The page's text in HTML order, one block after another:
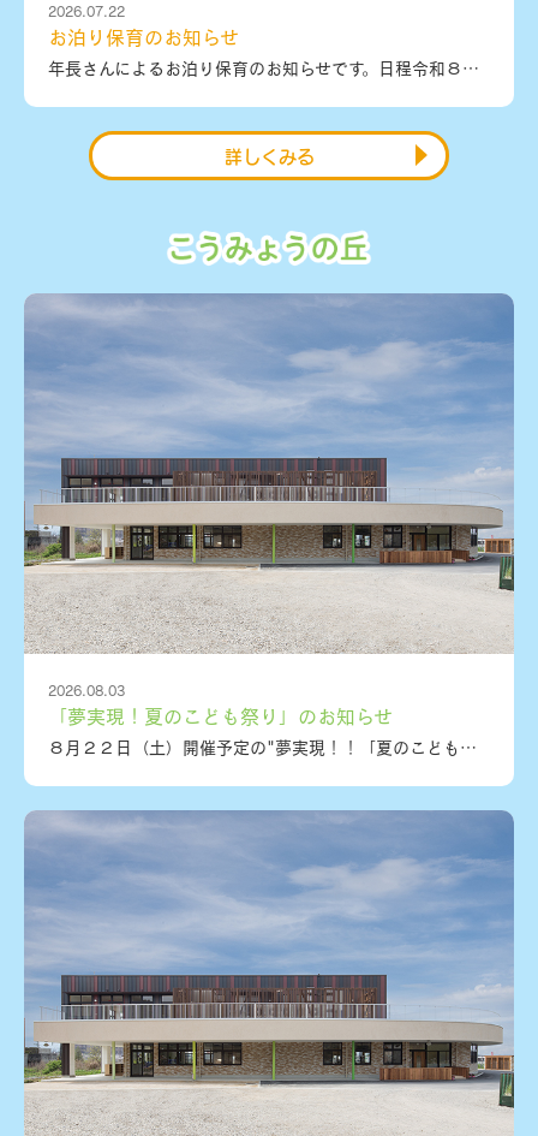
2026.07.22
お泊り保育のお知らせ
年長さんによるお泊り保育のお知らせです。日程令和８年７月２９日（水）～７月３０日（木）１泊２日の大冒険です！年長さんは親元を離れ、幼稚園にお泊りします。ドキドキワクワク、初めてで心配…かもしれませんが、この体験が子ども達の成長につながることを期待したいです！
詳しくみる
2026.08.03
「夢実現！夏のこども祭り」のお知らせ
８月２２日（土）開催予定の"夢実現！！「夏のこども祭り」"のお知らせです♪今年度３回目を迎えるこのお祭りは、E・TProjetという学生メンバーが企画しています。昨年度よりさらにパワーアップして、より多くの体験ブース、飲食ブース、職業体験やオープンキャンパスなども開催予定です。たくさんの専門学校や大学、企業や団体の皆様が、学生が企画・運営するこの夏祭りに協力してくださっています。みなさん夏休みに入って何をしようかな～と考えていらっしゃる方も多いかと思います。幼児、小学生のみなさんには、ぜひ、学生が考えてくれている楽しい企画が盛りだくさんの夏祭りにお越しください☆楽しいだけではなく、自分の夢を見つけるきっかけとなるかも！？この夏祭りは、どなたでも参加できます！ご家族、お友達などたくさんお誘いあわせの上、ご参加ください♪みなさんのご来場をお待ちしています！